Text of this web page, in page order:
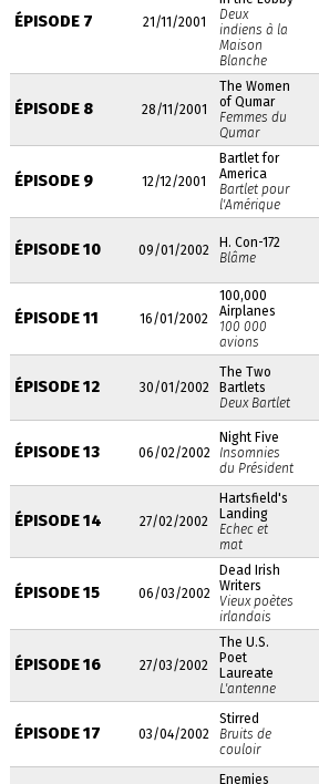
ÉPISODE 7 21/11/2001
Deux
indiens à la
Maison
Blanche
ÉPISODE 8 28/11/2001
The Women
of Qumar
Femmes du
Qumar
ÉPISODE 9 12/12/2001
Bartlet for
America
Bartlet pour
l'Amérique
ÉPISODE 10 09/01/2002
H. Con-172
Blâme
ÉPISODE 11 16/01/2002
100,000
Airplanes
100 000
avions
ÉPISODE 12 30/01/2002
The Two
Bartlets
Deux Bartlet
ÉPISODE 13 06/02/2002
Night Five
Insomnies
du Président
ÉPISODE 14 27/02/2002
Hartsfield's
Landing
Echec et
mat
ÉPISODE 15 06/03/2002
Dead Irish
Writers
Vieux poètes
irlandais
ÉPISODE 16 27/03/2002
The U.S.
Poet
Laureate
L'antenne
ÉPISODE 17 03/04/2002
Stirred
Bruits de
couloir
Enemies